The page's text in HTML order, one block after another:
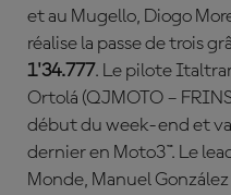
et au Mugello, Diogo
réalise la passe de trois
1'34.777. Le pilote
Ortolá (QJMOTO –
début du week-end et
dernier en Moto3™. Le
Monde, Manuel González